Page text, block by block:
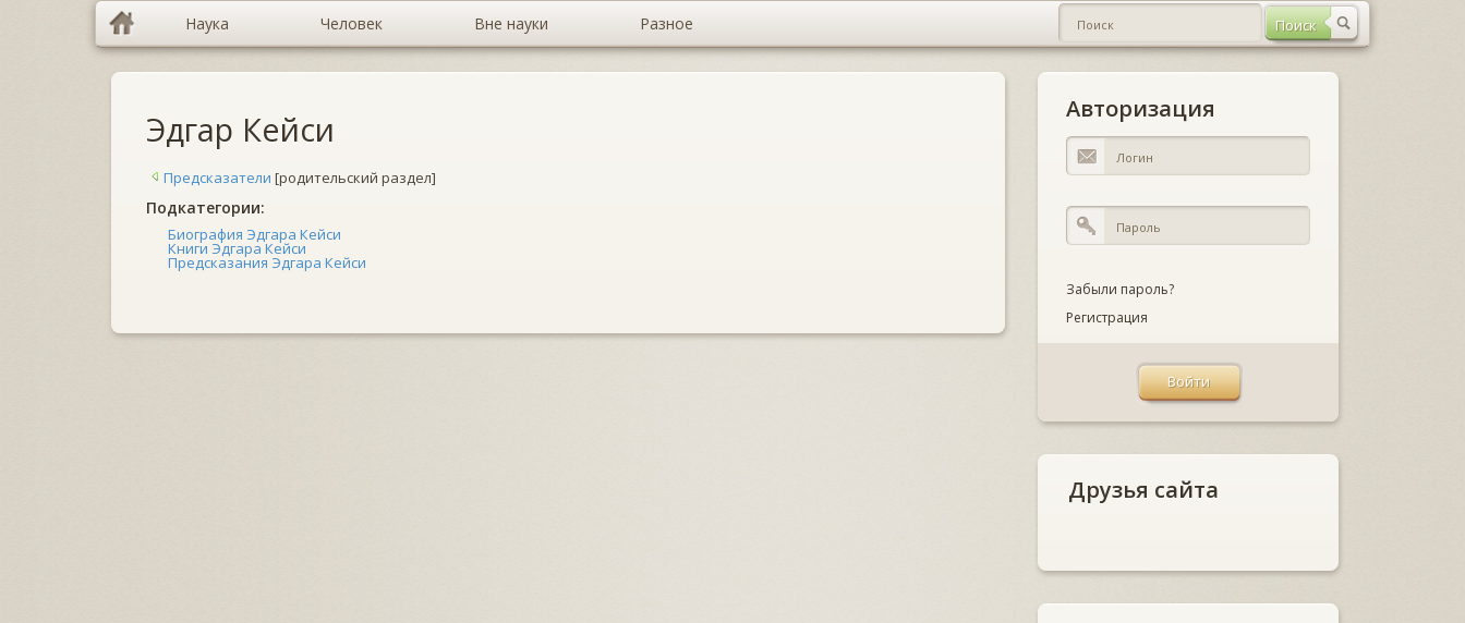
Наука Человек Вне науки Разное
Эдгар Кейси
Предсказатели [родительский раздел]
Подкатегории:
Биография Эдгара Кейси
Книги Эдгара Кейси
Предсказания Эдгара Кейси
Авторизация
Забыли пароль?
Регистрация
Друзья сайта